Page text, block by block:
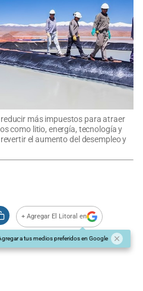
más impuestos para atraer
como litio, energía, tecnología y
el aumento del desempleo y
+ Agregar El Litoral en
a tus medios preferidos en Google